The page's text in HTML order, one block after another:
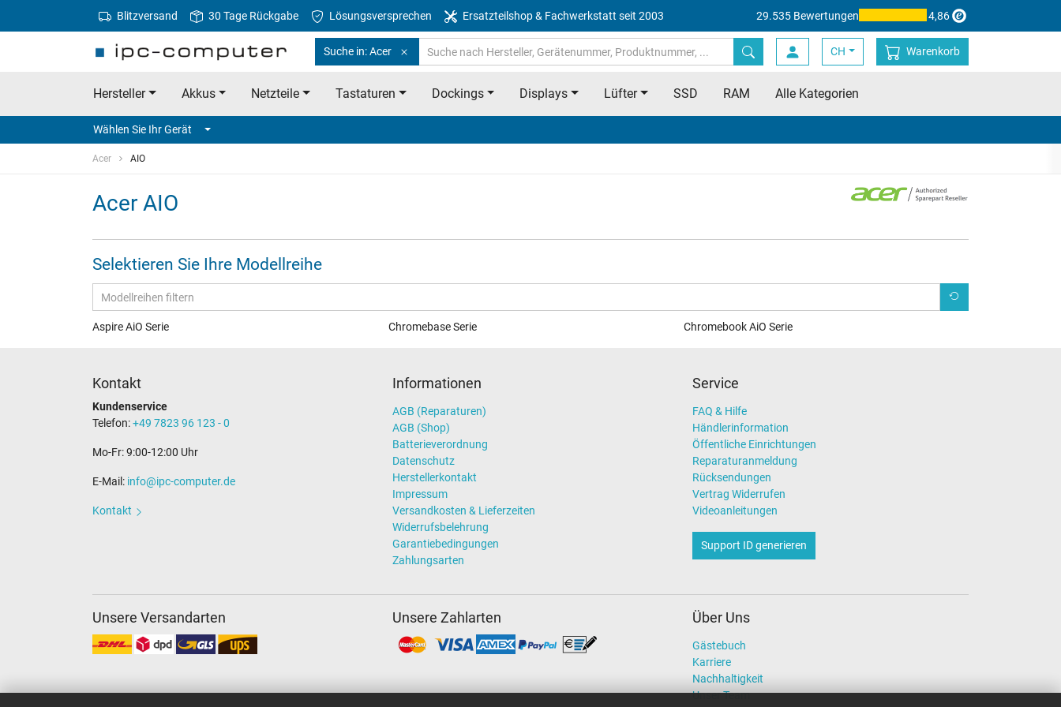
Blitzversand 30 Tage Rückgabe Lösungsversprechen Ersatzteilshop & Fachwerkstatt seit 2003 29.535 Bewertungen 4,86
Suche in: Acer CH Warenkorb
Hersteller Akkus Netzteile Tastaturen Dockings Displays Lüfter SSD RAM Alle Kategorien
Wählen Sie Ihr Gerät
Acer AIO
Acer AIO
Selektieren Sie Ihre Modellreihe
Aspire AiO Serie Chromebase Serie Chromebook AiO Serie
Kontakt
Kundenservice
Telefon:+49 7823 96 123 - 0
Mo-Fr: 9:00-12:00 Uhr
E-Mail: info@ipc-computer.de
Kontakt
Informationen
AGB (Reparaturen)
AGB (Shop)
Batterieverordnung
Datenschutz
Herstellerkontakt
Impressum
Versandkosten & Lieferzeiten
Widerrufsbelehrung
Garantiebedingungen
Zahlungsarten
Service
FAQ & Hilfe
Händlerinformation
Öffentliche Einrichtungen
Reparaturanmeldung
Rücksendungen
Vertrag Widerrufen
Videoanleitungen
Support ID generieren
Über Uns
Gästebuch
Karriere
Nachhaltigkeit
Unser Team
Unsere Versandarten Unsere Zahlarten